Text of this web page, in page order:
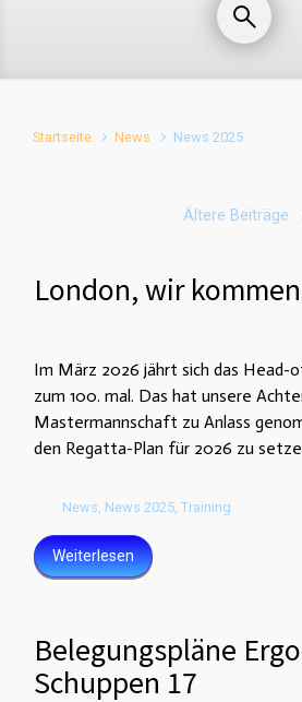
Startseite News News 2025
Ältere Beiträge
London, wir
Im März 2026 jährt sich das Head-
zum 100. mal. Das hat unsere
Mastermannschaft zu Anlass
den Regatta-Plan für 2026 zu
News, News 2025, Training
Weiterlesen
Belegungspläne
Schuppen 17